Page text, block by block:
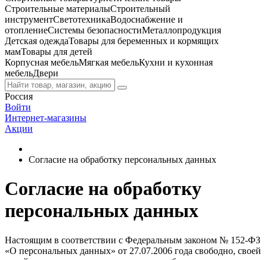
Строительные материалыСтроительный
инструментСветотехникаВодоснабжение и
отоплениеСистемы безопасностиМеталлопродукция
Детская одеждаТовары для беременных и кормящих
мамТовары для детей
Корпусная мебельМягкая мебельКухни и кухонная
мебельДвери
Россия
Войти
Интернет-магазины
Акции
Согласие на обработку персональных данных
Согласие на обработку
персональных данных
Настоящим в соответствии с Федеральным законом № 152-ФЗ
«О персональных данных» от 27.07.2006 года свободно, своей